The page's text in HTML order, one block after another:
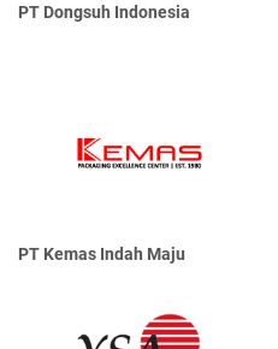
PT Dongsuh Indonesia
PT Kemas Indah Maju